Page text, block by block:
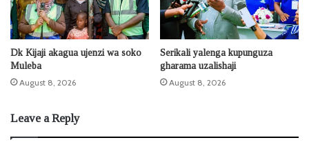
Dk Kijaji akagua ujenzi wa soko
Muleba
August 8, 2026
Serikali yalenga kupunguza
gharama uzalishaji
August 8, 2026
Leave a Reply